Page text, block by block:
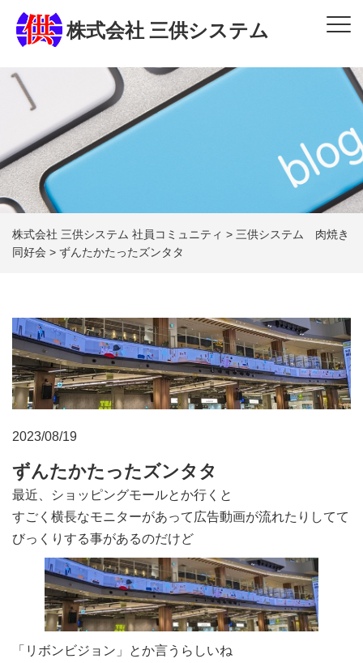
株式会社 三供システム
株式会社 三供システム 社員コミュニティ > 三供システム 肉焼き
同好会 > ずんたかたったズンタタ
2023/08/19
ずんたかたったズンタタ
最近、ショッピングモールとか行くと
すごく横長なモニターがあって広告動画が流れたりしてて
びっくりする事があるのだけど
「リボンビジョン」とか言うらしいね